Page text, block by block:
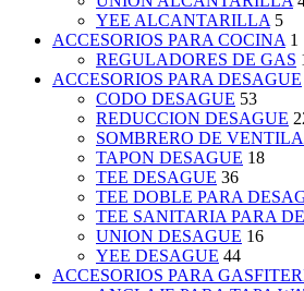
YEE ALCANTARILLA 5
ACCESORIOS PARA COCINA 1
REGULADORES DE GAS
ACCESORIOS PARA DESAGUE
CODO DESAGUE 53
REDUCCION DESAGUE
SOMBRERO DE
TAPON DESAGUE 18
TEE DESAGUE 36
TEE DOBLE PARA
TEE SANITARIA PARA
UNION DESAGUE 16
YEE DESAGUE 44
ACCESORIOS PARA